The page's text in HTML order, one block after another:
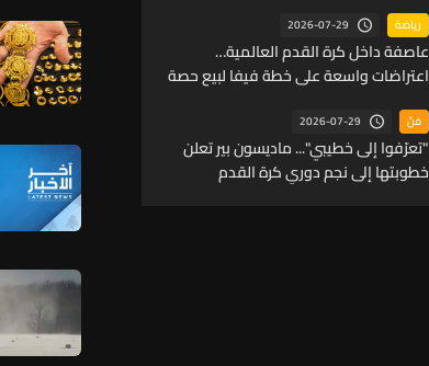
رياضة 2026-07-29
عاصفة داخل كرة القدم العالمية…
اعتراضات واسعة على خطة فيفا لبيع حصة
فنّ 2026-07-29
"تعرّفوا إلى خطيبي"... ماديسون بير تعلن
خطوبتها إلى نجم دوري كرة القدم